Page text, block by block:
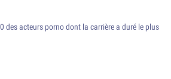
des acteurs porno dont la carrière a duré le plus